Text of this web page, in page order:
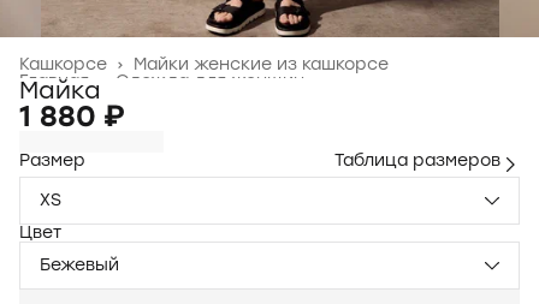
Майки женские из кашкорсе
Кашкорсе ›
Одежда для женщин
Главная
Майка
1 880 ₽
Размер
Таблица размеров
XS
Цвет
Бежевый